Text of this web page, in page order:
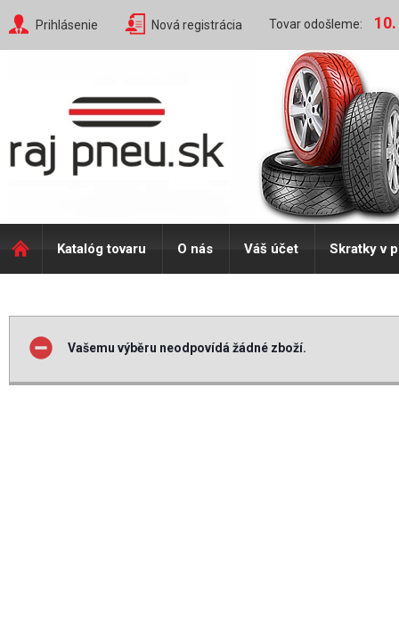
Prihlásenie Nová registrácia Tovar odošleme:
Katalóg tovaru O nás Váš účet Skratky v
Vašemu výběru neodpovídá žádné zboží.